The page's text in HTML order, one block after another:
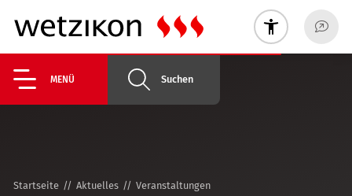
MENÜ Suchen
Startseite Aktuelles Veranstaltungen